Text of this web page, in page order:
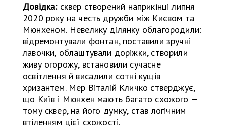
Довідка:сквер створений наприкінці липня
2020 року на честь дружби між Києвом та
Мюнхеном. Невелику ділянку облагородили:
відремонтували фонтан, поставили зручні
лавочки, облаштували доріжки, створили
живу огорожу, встановили сучасне
освітлення й висадили сотні кущів
хризантем. Мер Віталій Кличко стверджує,
що Київ і Мюнхен мають багато схожого —
тому сквер, на його думку, став логічним
втіленням цієї схожості.